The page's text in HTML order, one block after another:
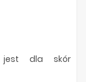
jest dla skór